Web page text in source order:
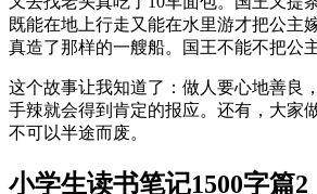
既能在地上行走又能在水里游才把公主
真造了那样的一艘船。国王不能不把公
这个故事让我知道了：做人要心地善良
手辣就会得到肯定的报应。还有，大家
不可以半途而废。
小学生读书笔记1500字篇2